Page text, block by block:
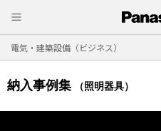
電気・建築設備（ビジネス）
納入事例集 （照明器具）